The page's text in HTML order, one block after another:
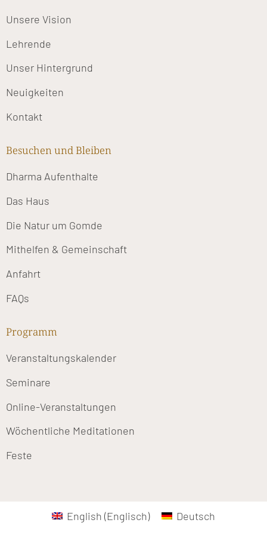
Unsere Vision
Lehrende
Unser Hintergrund
Neuigkeiten
Kontakt
Besuchen und Bleiben
Dharma Aufenthalte
Das Haus
Die Natur um Gomde
Mithelfen & Gemeinschaft
Anfahrt
FAQs
Programm
Veranstaltungskalender
Seminare
Online-Veranstaltungen
Wöchentliche Meditationen
Feste
English (Englisch) Deutsch